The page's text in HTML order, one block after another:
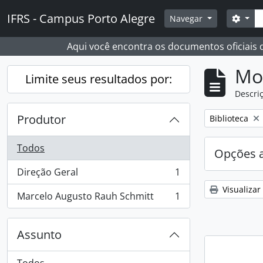
IFRS - Campus Porto Alegre Navegar
Aqui você encontra os documentos oficiais
Limite seus resultados por:
Produtor
Todos
Direção Geral
, 1 resultados
1
Marcelo Augusto Rauh Schmitt
, 1 resultados 1
Assunto
Remover
Biblioteca
Opções